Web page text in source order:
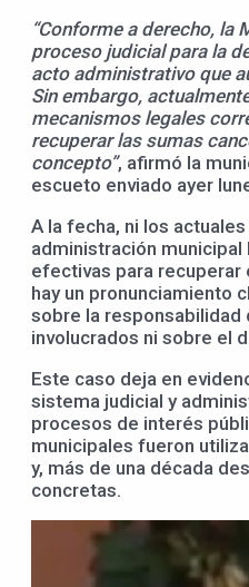
“Conforme a derecho, la
proceso judicial para la
acto administrativo que
Sin embargo,
mecanismos legales
recuperar las sumas
concepto”, afirmó la
escueto enviado ayer
A la fecha, ni los
administración
efectivas para
hay un pronunciamiento
sobre la responsabilidad
involucrados ni sobre el
Este caso deja en
sistema judicial y
procesos de interés
municipales fueron
y, más de una década
concretas.